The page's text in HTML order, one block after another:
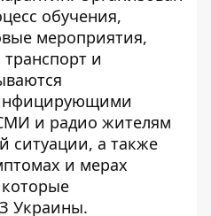
обучения,
мероприятия,
и
и радио жителям
ситуации, а также
и мерах
Украины.